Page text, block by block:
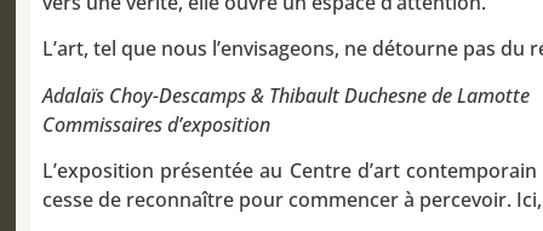
L’art, tel que nous l’envisageons, ne détourne pas
Adalaïs Choy-Descamps & Thibault Duchesne de Lamotte
Commissaires d’exposition
L’exposition présentée au Centre d’art
cesse de reconnaître pour commencer à percevoir.